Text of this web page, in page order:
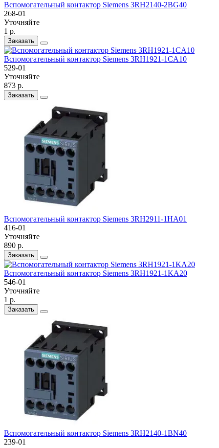
Вспомогательный контактор Siemens 3RH2140-2BG40
268-01
Уточняйте
1 р.
Заказать
Вспомогательный контактор Siemens 3RH1921-1CA10
529-01
Уточняйте
873 р.
Заказать
Вспомогательный контактор Siemens 3RH2911-1HA01
416-01
Уточняйте
890 р.
Заказать
Вспомогательный контактор Siemens 3RH1921-1KA20
546-01
Уточняйте
1 р.
Заказать
Вспомогательный контактор Siemens 3RH2140-1BN40
239-01